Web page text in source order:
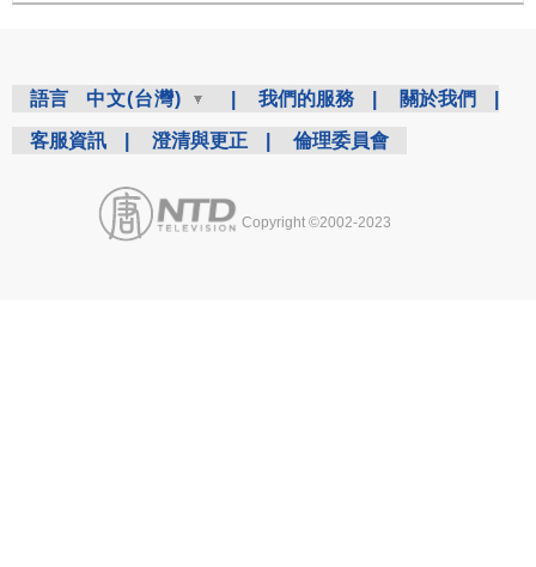
語言 中文(台灣) 我們的服務 關於我們
客服資訊 澄清與更正 倫理委員會
Copyright ©2002-2023